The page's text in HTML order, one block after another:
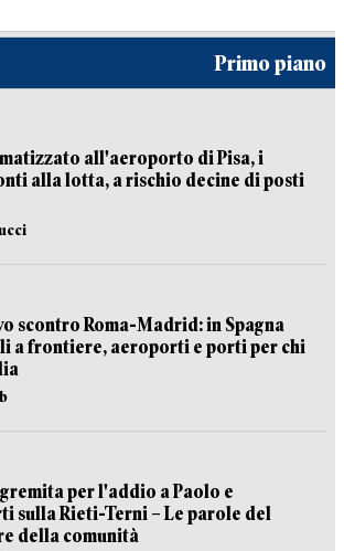
Primo piano
all'aeroporto di Pisa, i
alla lotta, a rischio decine di posti
scontro Roma-Madrid: in Spagna
a frontiere, aeroporti e porti per chi
per l'addio a Paolo e
sulla Rieti-Terni – Le parole del
della comunità